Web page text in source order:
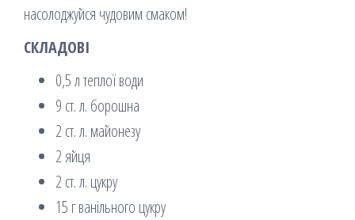
насолоджуйся чудовим смаком!
СКЛАДОВІ
0,5 л теплої води
9 ст. л. борошна
2 ст. л. майонезу
2 яйця
2 ст. л. цукру
15 г ванільного цукру